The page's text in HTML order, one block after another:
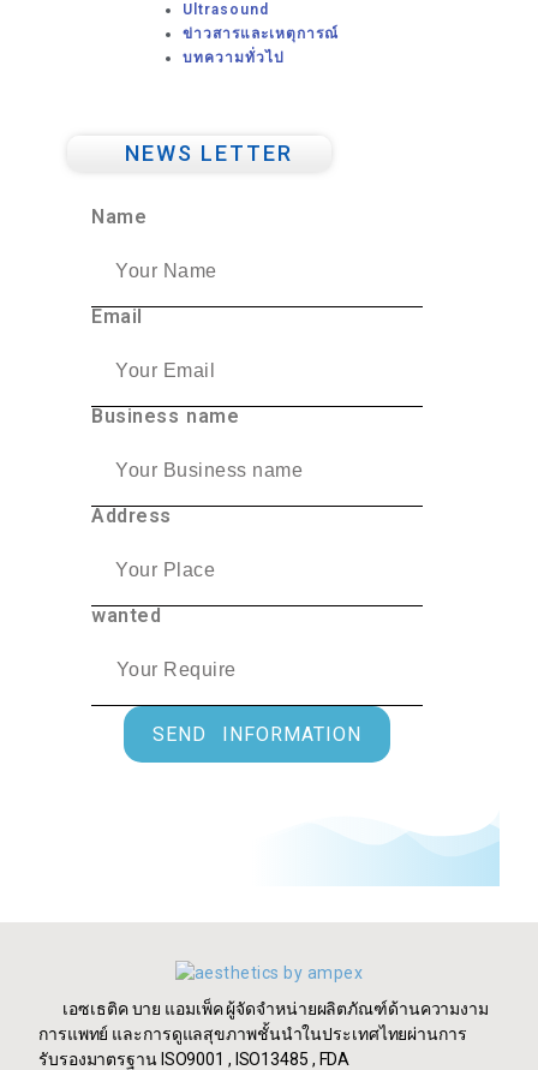
Ultrasound
ข่าวสารและเหตุการณ์
บทความทั่วไป
NEWS LETTER
Name
Email
Business name
Address
wanted
SEND INFORMATION
เอซเธติค บาย แอมเพ็ค ผู้จัดจำหน่ายผลิตภัณฑ์ด้านความงาม
การแพทย์ และการดูแลสุขภาพชั้นนำในประเทศไทยผ่านการ
รับรองมาตรฐาน ISO9001 , ISO13485 , FDA